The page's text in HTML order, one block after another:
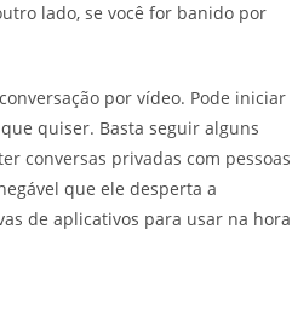
lado, se você for banido por
por vídeo. Pode iniciar
quiser. Basta seguir alguns
conversas privadas com pessoas
que ele desperta a
de aplicativos para usar na hora